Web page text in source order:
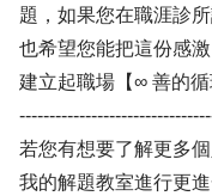
題，如果您在職涯診
也希望您能把這份感
建立起職場【∞ 善的循
若您有想要了解更多
我的解題教室進行更進